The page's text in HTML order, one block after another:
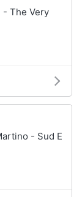
- The Very
- Sud E